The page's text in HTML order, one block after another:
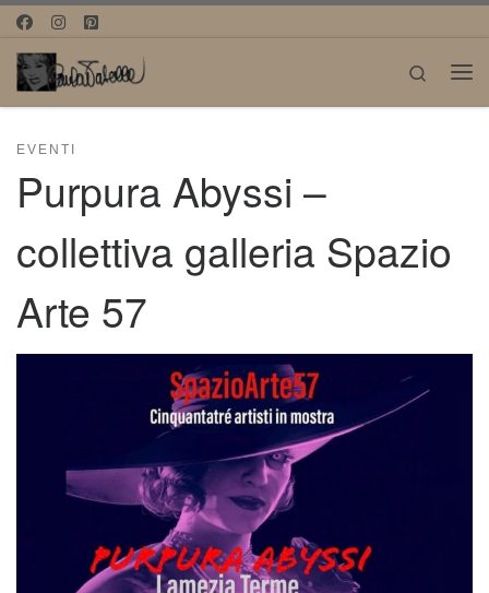
Passa al contenuto
Search
EVENTI
Purpura Abyssi –
collettiva galleria Spazio
Arte 57